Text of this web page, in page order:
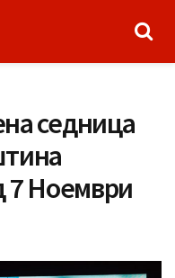
седница
7 Ноември